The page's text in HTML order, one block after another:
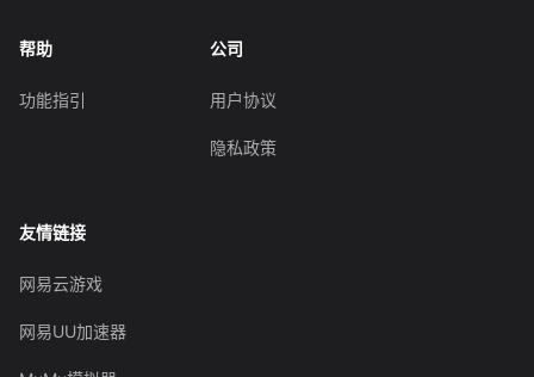
帮助
功能指引
公司
用户协议
隐私政策
友情链接
网易云游戏
网易UU加速器